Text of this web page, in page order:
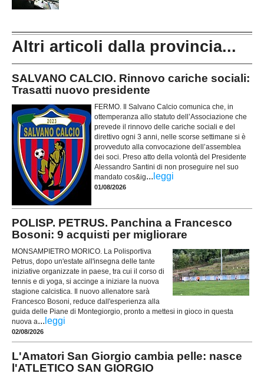
Altri articoli dalla provincia...
SALVANO CALCIO. Rinnovo cariche sociali:
Trasatti nuovo presidente
FERMO. Il Salvano Calcio comunica che, in
ottemperanza allo statuto dell’Associazione che
prevede il rinnovo delle cariche sociali e del
direttivo ogni 3 anni, nelle scorse settimane si è
provveduto alla convocazione dell’assemblea
dei soci. Preso atto della volontà del Presidente
Alessandro Santini di non proseguire nel suo
mandato cos&ig... leggi
01/08/2026
POLISP. PETRUS. Panchina a Francesco
Bosoni: 9 acquisti per migliorare
MONSAMPIETRO MORICO. La Polisportiva
Petrus, dopo un'estate all'insegna delle tante
iniziative organizzate in paese, tra cui il corso di
tennis e di yoga, si accinge a iniziare la nuova
stagione calcistica. Il nuovo allenatore sarà
Francesco Bosoni, reduce dall'esperienza alla
guida delle Piane di Montegiorgio, pronto a mettesi in gioco in questa
nuova a... leggi
02/08/2026
L'Amatori San Giorgio cambia pelle: nasce
l'ATLETICO SAN GIORGIO